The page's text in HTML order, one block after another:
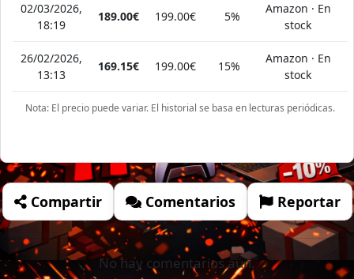
02/03/2026,
18:19
189.00€ 199.00€ 5%
Amazon · En
stock
26/02/2026,
13:13
169.15€ 199.00€ 15%
Amazon · En
stock
Nota: El precio puede variar. El historial se basa en lecturas periódicas.
Compartir Comentarios Reportar
No hay comentarios aún.